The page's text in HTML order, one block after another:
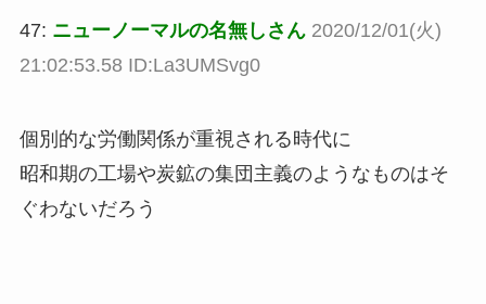
47: ニューノーマルの名無しさん 2020/12/01(火)
21:02:53.58 ID:La3UMSvg0
個別的な労働関係が重視される時代に
昭和期の工場や炭鉱の集団主義のようなものはそ
ぐわないだろう